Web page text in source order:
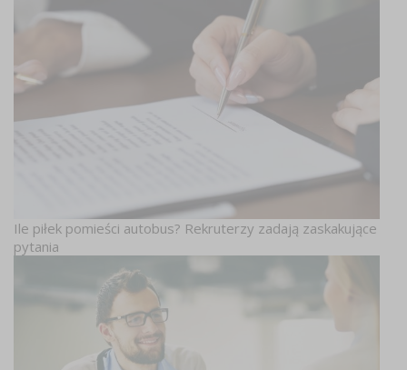
Ile piłek pomieści autobus? Rekruterzy zadają zaskakujące
pytania